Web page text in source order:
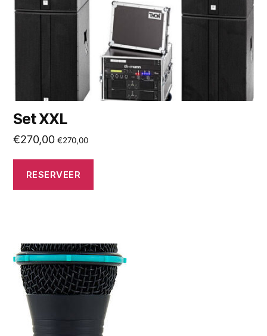
Set XXL
€270,00 €270,00
RESERVEER